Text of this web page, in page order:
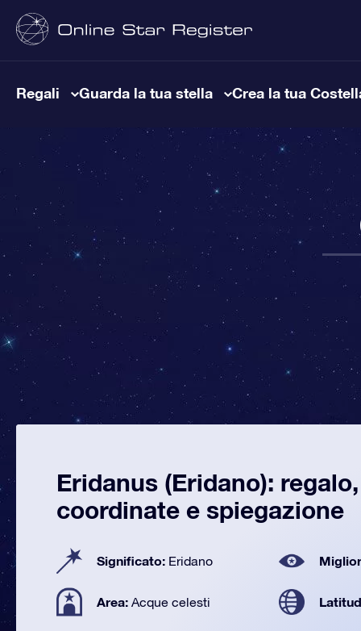
Regali Guarda la tua stella Crea la tua
Eridanus (Eridano):
coordinate e spiegazione
Significato: Eridano
Area: Acque celesti